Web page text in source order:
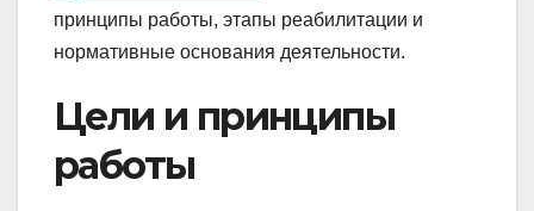
принципы работы, этапы реабилитации и
нормативные основания деятельности.
Цели и принципы
работы